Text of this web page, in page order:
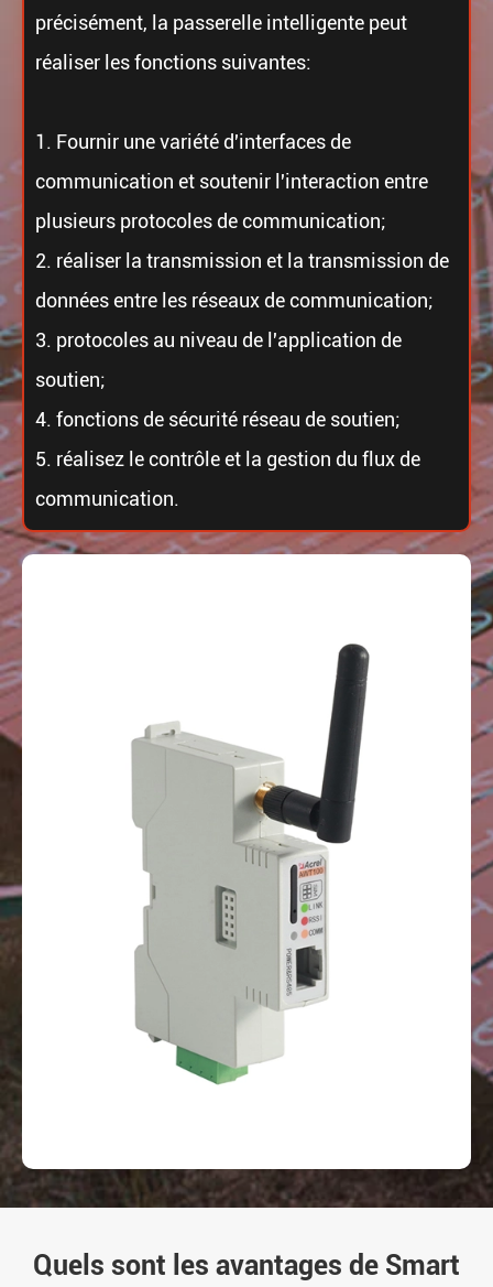
précisément, la passerelle intelligente peut
réaliser les fonctions suivantes:
1. Fournir une variété d'interfaces de
communication et soutenir l'interaction entre
plusieurs protocoles de communication;
2. réaliser la transmission et la transmission de
données entre les réseaux de communication;
3. protocoles au niveau de l'application de
soutien;
4. fonctions de sécurité réseau de soutien;
5. réalisez le contrôle et la gestion du flux de
communication.
Quels sont les avantages de Smart